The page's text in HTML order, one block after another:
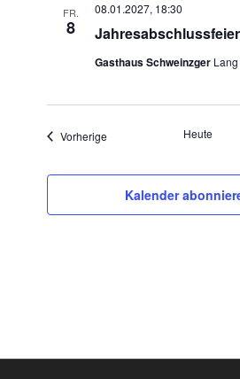
FR.
8 Jahresabschlussfeier
08.01.2027, 18:30
Gasthaus Schweinzger
Vorherige VeranstaltungenHeute
Kalender